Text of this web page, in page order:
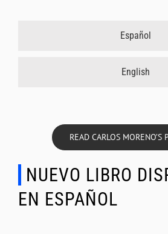
Español
English
READ CARLOS MORENO’S
NUEVO LIBRO
EN ESPAÑOL